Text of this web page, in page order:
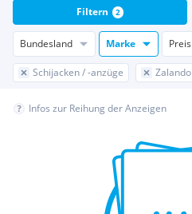
Bundesland Marke Preis
Schijacken / -anzüge Zalando
Filtern 2
Infos zur Reihung der Anzeigen